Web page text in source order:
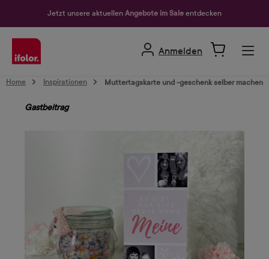
Jetzt unsere aktuellen Angebote im Sale entdecken
Anmelden
Home Inspirationen Muttertagskarte und -geschenk selber machen
Gastbeitrag